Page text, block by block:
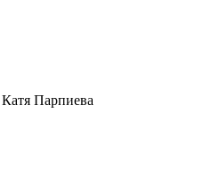
Катя Парпиева